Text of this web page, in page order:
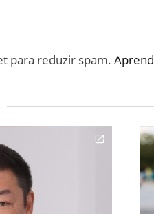
para reduzir spam.